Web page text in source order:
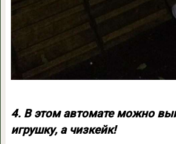
4. В этом автомате можно
игрушку, а чизкейк!